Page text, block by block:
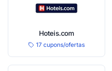
Hoteis.com
17 cupons/ofertas